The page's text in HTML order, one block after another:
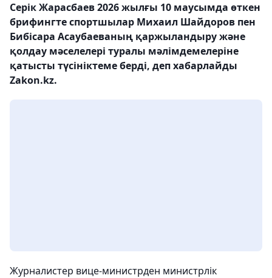
Серік Жарасбаев 2026 жылғы 10 маусымда өткен
брифингте спортшылар Михаил Шайдоров пен
Бибісара Асаубаеваның қаржыландыру және
қолдау мәселелері туралы мәлімдемелеріне
қатысты түсініктеме берді, деп хабарлайды
Zakon.kz.
Журналистер вице-министрден министрлік